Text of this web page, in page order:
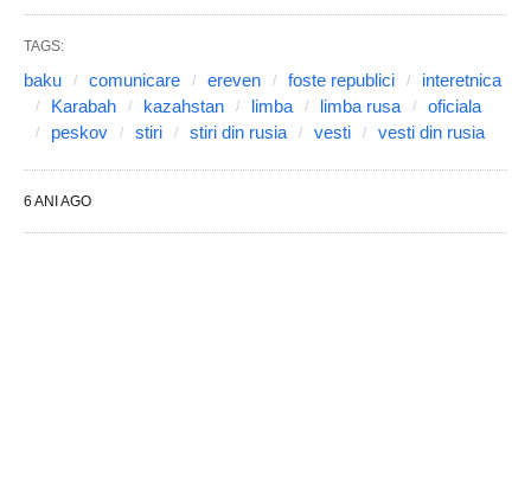
TAGS:
baku comunicare ereven foste republici
interetnica
Karabah
kazahstan limba limba rusa
oficiala
peskov
stiri stiri din rusia vesti vesti din rusia
6 ANI AGO